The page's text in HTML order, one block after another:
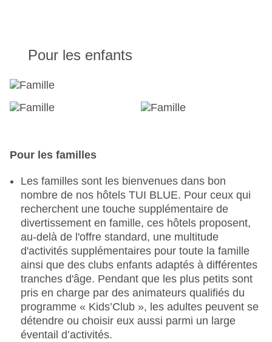
« tout compris »
Réveillon : buffet
Restaurants : 4
enfants : gratuit, plats sans lactose, plats
terrasse, chaise haute pour enfants
Restaurant «Taverna (inclus une fois par
semaine) » : cuisine typique du pays, menu
enfant, à la carte, menu fixe, réservation
obligatoire, payant, chaise haute pour enfant
Restaurant « Green & Grill » : cuisine
internationale, grillades, buffet pour enfants,
menu à la carte, Showcooking, réservation
obligatoire, payant, sur la plage, chaise haute
pour enfants
Restaurant « Snack & Mediterráneo » : cuisine
méditerranéenne, gratuit, menu au gré des
Pour les enfants
Pour les familles
Les familles sont les bienvenues dans bon
nombre de nos hôtels TUI BLUE. Pour ceux qui
recherchent une touche supplémentaire de
divertissement en famille, ces hôtels proposent,
au-delà de l'offre standard, une multitude
d'activités supplémentaires pour toute la famille
ainsi que des clubs enfants adaptés à différentes
tranches d'âge. Pendant que les plus petits sont
pris en charge par des animateurs qualifiés du
programme « Kids’Club », les adultes peuvent se
détendre ou choisir eux aussi parmi un large
éventail d’activités.